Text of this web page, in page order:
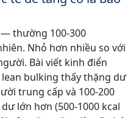
— thường 100-300
Nhỏ hơn nhiều so với
Bài viết kinh điển
bulking thấy thặng dư
trung cấp và 100-200
lớn hơn (500-1000 kcal